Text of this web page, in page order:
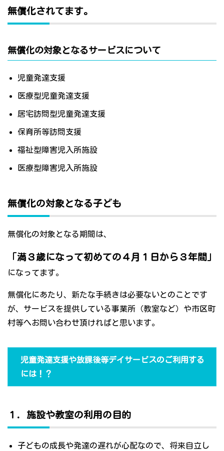
無償化されてます。
無償化の対象となるサービスについて
児童発達支援
医療型児童発達支援
居宅訪問型児童発達支援
保育所等訪問支援
福祉型障害児入所施設
医療型障害児入所施設
無償化の対象となる子ども
無償化の対象となる期間は、
「満３歳になって初めての４月１日から３年間」
になってます。
無償化にあたり、新たな手続きは必要ないとのことです
が、サービスを提供している事業所（教室など）や市区町
村等へお問い合わせ頂ければと思います。
児童発達支援や放課後等デイサービスのご利用する
には！？
１．施設や教室の利用の目的
子どもの成長や発達の遅れが心配なので、将来自立し